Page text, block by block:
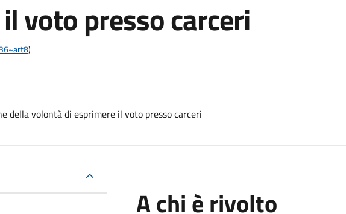
voto presso carceri
)
della volontà di esprimere il voto presso carceri
A chi è rivolto